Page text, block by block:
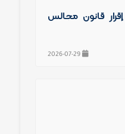
قانون مجالس
2026-07-29